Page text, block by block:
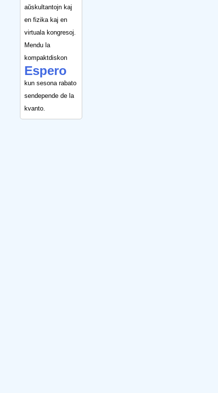
aŭskultantojn kaj
en fizika kaj en
virtuala kongresoj.
Mendu la
kompaktdiskon
Espero
kun sesona rabato
sendepende de la
kvanto.